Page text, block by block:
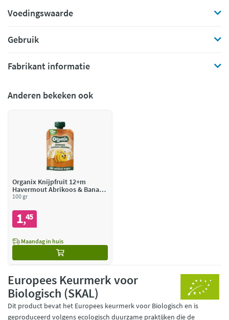
Voedingswaarde
Gebruik
Fabrikant informatie
Anderen bekeken ook
Organix Knijpfruit 12+m
Havermout Abrikoos & Banaan
BIO
100 gr
1,45
Maandag in huis
Europees Keurmerk voor
Biologisch (SKAL)
Dit product bevat het Europees keurmerk voor Biologisch en is
geproduceerd volgens ecologisch duurzame praktijken die de